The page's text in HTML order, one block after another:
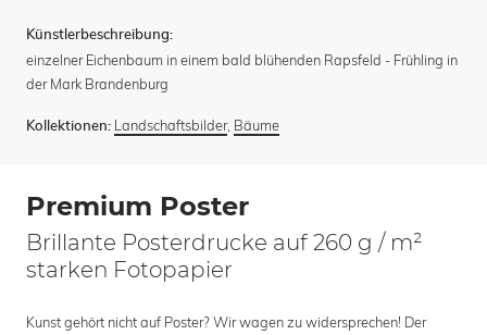
Künstlerbeschreibung:
einzelner Eichenbaum in einem bald blühenden Rapsfeld - Frühling in
der Mark Brandenburg
Kollektionen: Landschaftsbilder, Bäume
Premium Poster
Brillante Posterdrucke auf 260 g / m²
starken Fotopapier
Kunst gehört nicht auf Poster? Wir wagen zu widersprechen! Der